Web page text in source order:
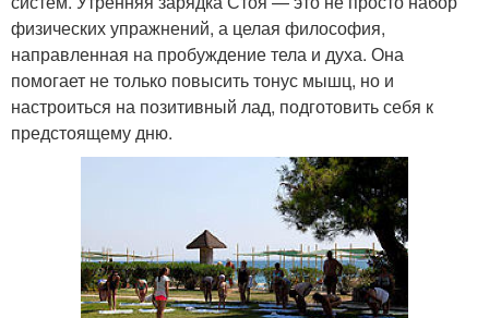
физических упражнений, а целая философия,
направленная на пробуждение тела и духа. Она
помогает не только повысить тонус мышц, но и
настроиться на позитивный лад, подготовить себя к
предстоящему дню.